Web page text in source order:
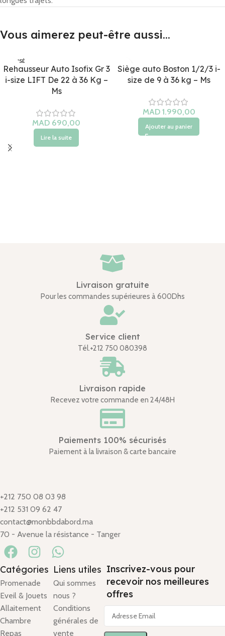
Vous aimerez peut-être aussi…
ÉPUISÉ
Rehausseur Auto Isofix Gr 3
i-size LIFT De 22 à 36 Kg –
Ms
Lire la suite
Siège auto Boston 1/2/3 i-
size de 9 à 36 kg – Ms
Ajouter au panier
Livraison gratuite
Pour les commandes supérieures à 600Dhs
Service client
Tél.+212 750 080398
Livraison rapide
Recevez votre commande en 24/48H
Paiements 100% sécurisés
Paiement à la livraison & carte bancaire
+212 750 08 03 98
+212 531 09 62 47
contact@monbbdabord.ma
70 - Avenue la résistance - Tanger
Catégories
Promenade
Eveil & Jouets
Allaitement
Chambre
Repas
Liens utiles
Qui sommes
nous ?
Conditions
générales de
vente
Inscrivez-vous pour
recevoir nos meilleures
offres